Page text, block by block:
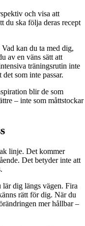
och visa att
du ska följa deras recept
Vad kan du ta med dig,
av en väns sätt att
träningsrutin inte
som inte passar.
blir de som
– inte som måttstockar
linje. Det kommer
Det betyder inte att
lär dig längs vägen. Fira
rätt för dig. När du
mer hållbar –